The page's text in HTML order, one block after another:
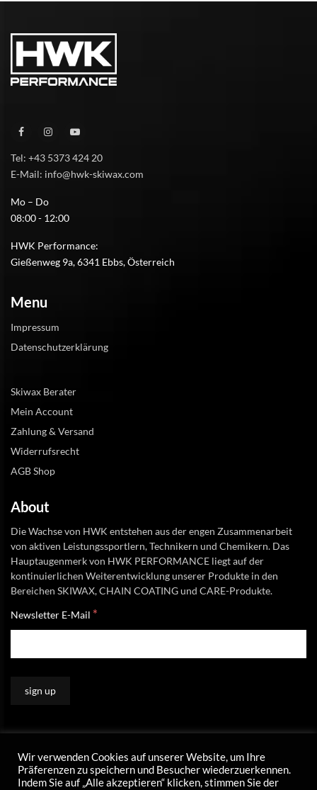
Tel: +43 5373 424 20
E-Mail: info@hwk-skiwax.com
Mo – Do
08:00 - 12:00
HWK Performance:
Gießenweg 9a, 6341 Ebbs, Österreich
Menu
Impressum
Datenschutzerklärung
Skiwax Berater
Mein Account
Zahlung & Versand
Widerrufsrecht
AGB Shop
About
Die Wachse von HWK entstehen aus der engen Zusammenarbeit
von aktiven Leistungssportlern, Technikern und Chemikern. Das
Hauptaugenmerk von HWK PERFORMANCE liegt auf der
kontinuierlichen Weiterentwicklung unserer Produkte in den
Bereichen SKIWAX, CHAIN COATING und CARE-Produkte.
Newsletter E-Mail *
Wir verwenden Cookies auf unserer Website, um Ihre
Präferenzen zu speichern und Besucher wiederzuerkennen.
Indem Sie auf „Alle akzeptieren“ klicken, stimmen Sie der